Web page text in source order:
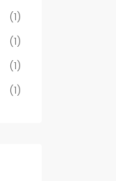
(1)
(1)
(1)
(1)